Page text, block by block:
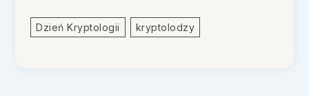
Dzień Kryptologii Kryptolodzy